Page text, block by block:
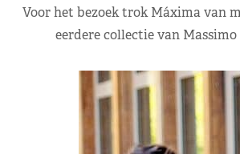
Voor het bezoek trok Máxima van
eerdere collectie van